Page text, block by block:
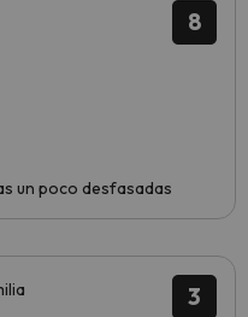
8
un poco desfasadas
3